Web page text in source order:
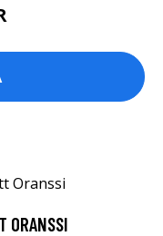
ORANSSI